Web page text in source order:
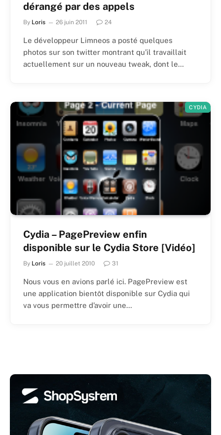
dérangé par des appels
By Loris 26 juin 2011 24
Le développeur Limneos a posté quelques
photos sur son twitter montrant qu’il travaillait
actuellement sur un nouveau tweak, dont le…
CYDIA
Cydia – PagePreview enfin
disponible sur le Cydia Store [Vidéo]
By Loris 20 juillet 2010 31
Nous vous en avions parlé ici. PagePreview est
une application bientôt disponible sur Cydia qui
va vous permettre d’avoir une…